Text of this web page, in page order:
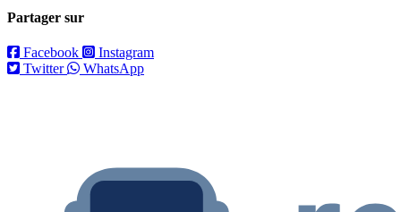
Partager sur
Facebook
Instagram
Twitter
WhatsApp